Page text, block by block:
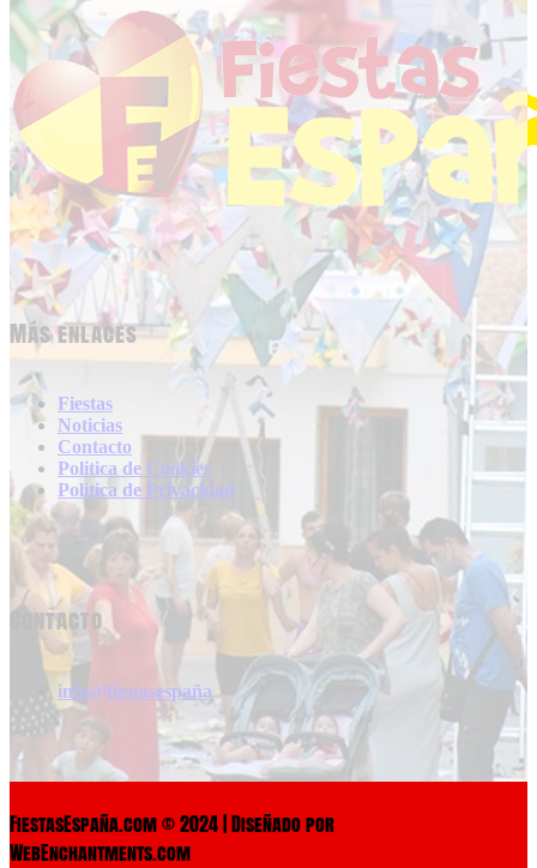
Más enlaces
Fiestas
Noticias
Contacto
Politica de Cookies
Politica de Privacidad
Contacto
info@fiestasespaña
FiestasEspaña.com © 2024 | Diseñado por
WebEnchantments.com